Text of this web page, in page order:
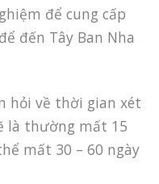
để cung cấp
đến Tây Ban Nha
hỏi về thời gian xét
là thường mất 15
mất 30 – 60 ngày